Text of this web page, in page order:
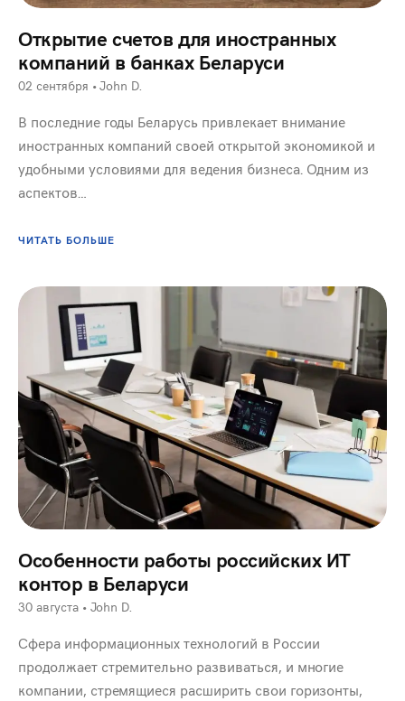
Открытие счетов для иностранных
компаний в банках Беларуси
02 сентября •John D.
В последние годы Беларусь привлекает внимание
иностранных компаний своей открытой экономикой и
удобными условиями для ведения бизнеса. Одним из
аспектов…
ЧИТАТЬ БОЛЬШЕ
Особенности работы российских ИТ
контор в Беларуси
30 августа •John D.
Сфера информационных технологий в России
продолжает стремительно развиваться, и многие
компании, стремящиеся расширить свои горизонты,